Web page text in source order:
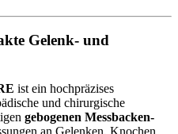
Gelenk- und
ist ein hochpräzises
und chirurgische
gebogenen Messbacken-